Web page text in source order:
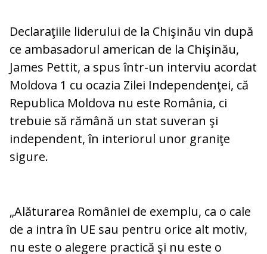
Declaraţiile liderului de la Chişinău vin după
ce ambasadorul american de la Chişinău,
James Pettit, a spus într-un interviu acordat
Moldova 1 cu ocazia Zilei Independenţei, că
Republica Moldova nu este România, ci
trebuie să rămână un stat suveran şi
independent, în interiorul unor graniţe
sigure.
„Alăturarea României de exemplu, ca o cale
de a intra în UE sau pentru orice alt motiv,
nu este o alegere practică şi nu este o